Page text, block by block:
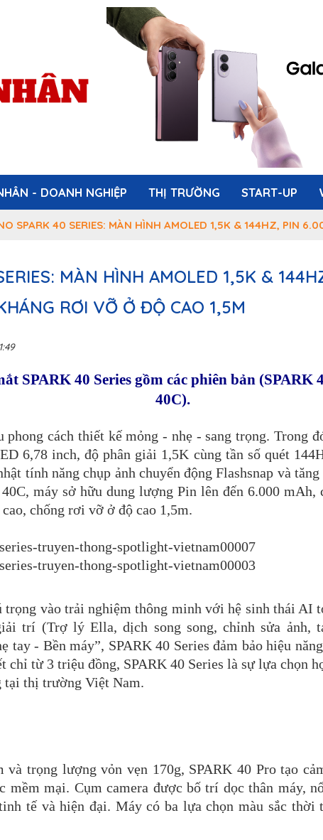
- DOANH NGHIỆP THỊ TRƯỜNG START-UP
SPARK 40 SERIES: MÀN HÌNH AMOLED 1,5K & 144HZ, PIN
MÀN HÌNH AMOLED 1,5K &
RƠI VỠ Ở ĐỘ CAO 1,5M
SPARK 40 Series gồm các phiên bản (SPARK
40C).
phong cách thiết kế mỏng - nhẹ - sang trọng. Trong
6,78 inch, độ phân giải 1,5K cùng tần số quét
tính năng chụp ảnh chuyển động Flashsnap và
máy sở hữu dung lượng Pin lên đến 6.000 mAh,
chống rơi vỡ ở độ cao 1,5m.
trọng vào trải nghiệm thông minh với hệ sinh thái AI
trí (Trợ lý Ella, dịch song song, chỉnh sửa ảnh,
tay - Bền máy”, SPARK 40 Series đảm bảo hiệu
chỉ từ 3 triệu đồng, SPARK 40 Series là sự lựa chọn
tại thị trường Việt Nam.
trọng lượng vỏn vẹn 170g, SPARK 40 Pro tạo
mềm mại. Cụm camera được bố trí dọc thân máy,
tế và hiện đại. Máy có ba lựa chọn màu sắc thời